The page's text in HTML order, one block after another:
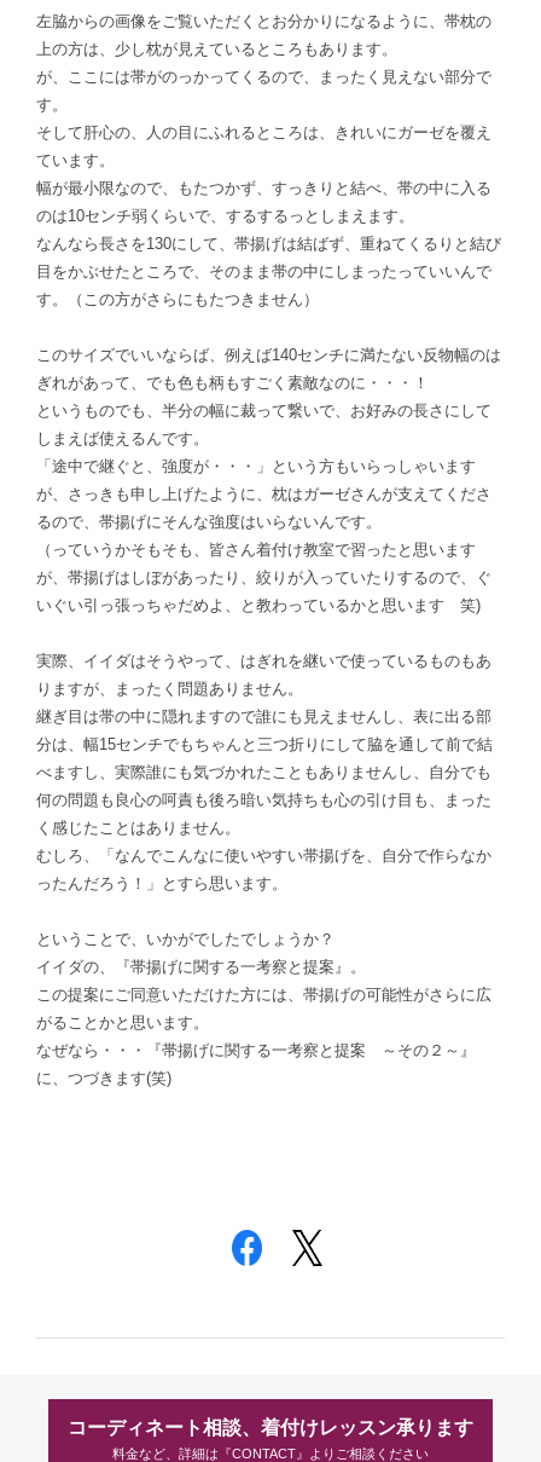
左脇からの画像をご覧いただくとお分かりになるように、帯枕の
上の方は、少し枕が見えているところもあります。
が、ここには帯がのっかってくるので、まったく見えない部分で
す。
そして肝心の、人の目にふれるところは、きれいにガーゼを覆え
ています。
幅が最小限なので、もたつかず、すっきりと結べ、帯の中に入る
のは10センチ弱くらいで、するするっとしまえます。
なんなら長さを130にして、帯揚げは結ばず、重ねてくるりと結び
目をかぶせたところで、そのまま帯の中にしまったっていいんで
す。（この方がさらにもたつきません）
このサイズでいいならば、例えば140センチに満たない反物幅のは
ぎれがあって、でも色も柄もすごく素敵なのに・・・！
というものでも、半分の幅に裁って繋いで、お好みの長さにして
しまえば使えるんです。
「途中で継ぐと、強度が・・・」という方もいらっしゃいます
が、さっきも申し上げたように、枕はガーゼさんが支えてくださ
るので、帯揚げにそんな強度はいらないんです。
（っていうかそもそも、皆さん着付け教室で習ったと思います
が、帯揚げはしぼがあったり、絞りが入っていたりするので、ぐ
いぐい引っ張っちゃだめよ、と教わっているかと思います 笑)
実際、イイダはそうやって、はぎれを継いで使っているものもあ
りますが、まったく問題ありません。
継ぎ目は帯の中に隠れますので誰にも見えませんし、表に出る部
分は、幅15センチでもちゃんと三つ折りにして脇を通して前で結
べますし、実際誰にも気づかれたこともありませんし、自分でも
何の問題も良心の呵責も後ろ暗い気持ちも心の引け目も、まった
く感じたことはありません。
むしろ、「なんでこんなに使いやすい帯揚げを、自分で作らなか
ったんだろう！」とすら思います。
ということで、いかがでしたでしょうか？
イイダの、『帯揚げに関する一考察と提案』。
この提案にご同意いただけた方には、帯揚げの可能性がさらに広
がることかと思います。
なぜなら・・・『帯揚げに関する一考察と提案 ～その２～』
に、つづきます(笑)
コーディネート相談、着付けレッスン承ります
料金など、詳細は『CONTACT』よりご相談ください